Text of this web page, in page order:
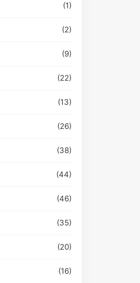
(1)
(2)
(9)
(22)
(13)
(26)
(38)
(44)
(46)
(35)
(20)
(16)